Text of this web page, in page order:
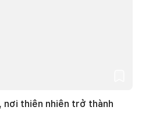
nơi thiên nhiên trở thành